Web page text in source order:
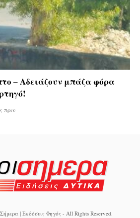
– Αδειάζουν μπάζα φόρα
πριν
| Εκδόσεις Φηγός - All Rights Reserved.